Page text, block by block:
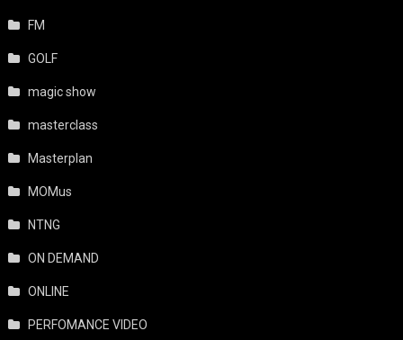
FM
GOLF
magic show
masterclass
Masterplan
MOMus
NTNG
ON DEMAND
ONLINE
PERFOMANCE VIDEO